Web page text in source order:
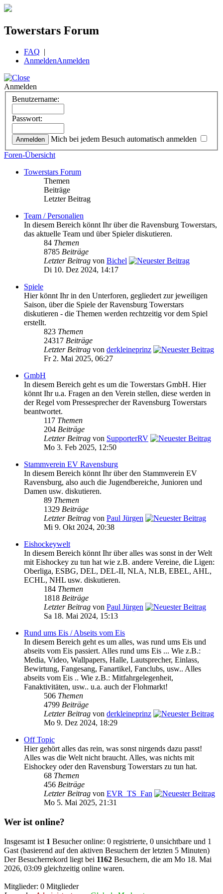
Towerstars Forum
FAQ |
AnmeldenAnmelden
Anmelden
Benutzername:
Passwort:
Mich bei jedem Besuch automatisch anmelden
Foren-Übersicht
Towerstars Forum
Themen
Beiträge
Letzter Beitrag
Team / Personalien
In diesem Bereich könnt Ihr über die Ravensburg Towerstars,
das aktuelle Team und über Spieler diskutieren.
84 Themen
8785 Beiträge
Letzter Beitrag von Bichel
Di 10. Dez 2024, 14:17
Spiele
Hier könnt Ihr in den Unterforen, gegliedert zur jeweiligen
Saison, über die Spiele der Ravensburg Towerstars
diskutieren - die Themen werden rechtzeitig vor dem Spiel
erstellt.
823 Themen
24317 Beiträge
Letzter Beitrag von derkleineprinz
Fr 2. Mai 2025, 06:27
GmbH
In diesem Bereich geht es um die Towerstars GmbH. Hier
könnt Ihr u.a. Fragen an den Verein stellen, diese werden in
der Regel vom Pressesprecher der Ravensburg Towerstars
beantwortet.
117 Themen
204 Beiträge
Letzter Beitrag von SupporterRV
Mo 3. Feb 2025, 12:50
Stammverein EV Ravensburg
In diesem Bereich könnt Ihr über den Stammverein EV
Ravensburg, also auch die Jugendbereiche, Junioren und
Damen usw. diskutieren.
89 Themen
1329 Beiträge
Letzter Beitrag von Paul Jürgen
Mi 9. Okt 2024, 20:38
Eishockeywelt
In diesem Bereich könnt Ihr über alles was sonst in der Welt
mit Eishockey zu tun hat wie z.B. andere Vereine, die Ligen:
Oberliga, ESBG, DEL, DEL-II, NLA, NLB, EBEL, AHL,
ECHL, NHL usw. diskutieren.
184 Themen
1818 Beiträge
Letzter Beitrag von Paul Jürgen
Sa 18. Mai 2024, 15:13
Rund ums Eis / Abseits vom Eis
In diesem Bereich geht es um alles, was rund ums Eis und
abseits vom Eis passiert. Alles rund ums Eis ... Wie z.B.:
Media, Video, Wallpapers, Halle, Lautsprecher, Einlass,
Bewirtung, Fangesang, Fanartikel, Fanclubs, usw.. Alles
abseits vom Eis .. Wie z.B.: Mitfahrgelegenheit,
Fanaktivitäten, usw.. u.a. auch der Flohmarkt!
506 Themen
4799 Beiträge
Letzter Beitrag von derkleineprinz
Mo 9. Dez 2024, 18:29
Off Topic
Hier gehört alles das rein, was sonst nirgends dazu passt!
Alles was die Welt nicht braucht. Alles, was nichts mit
Eishockey oder den Ravensburg Towerstars zu tun hat.
68 Themen
456 Beiträge
Letzter Beitrag von EVR_TS_Fan
Mo 5. Mai 2025, 21:31
Wer ist online?
Insgesamt ist 1 Besucher online: 0 registrierte, 0 unsichtbare und 1
Gast (basierend auf den aktiven Besuchern der letzten 5 Minuten)
Der Besucherrekord liegt bei 1162 Besuchern, die am Mo 18. Mai
2026, 03:09 gleichzeitig online waren.
Mitglieder: 0 Mitglieder